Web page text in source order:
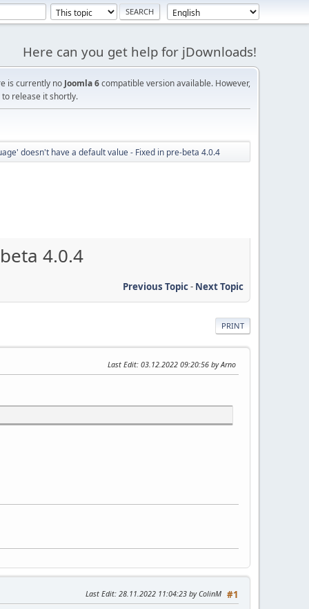
Here can you get help for jDownloads!
is currently no Joomla 6compatible version available. However,
release it shortly.
doesn't have a default value - Fixed in pre-beta 4.0.4
4.0.4
Previous Topic- Next Topic
PRINT
Last Edit: 03.12.2022 09:20:56 by Arno
#1
Last Edit: 28.11.2022 11:04:23 by ColinM